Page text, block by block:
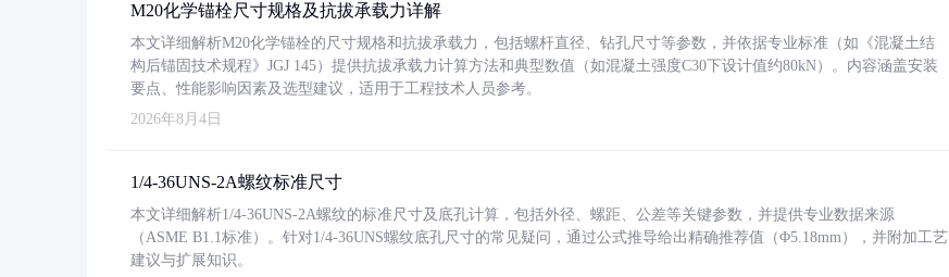
M20化学锚栓尺寸规格及抗拔承载力详解
本文详细解析M20化学锚栓的尺寸规格和抗拔承载力，包括螺杆直径、钻孔尺寸等参数，并依据专业标准（如《混凝土结
构后锚固技术规程》JGJ 145）提供抗拔承载力计算方法和典型数值（如混凝土强度C30下设计值约80kN）。内容涵盖安装
要点、性能影响因素及选型建议，适用于工程技术人员参考。
2026年8月4日
1/4-36UNS-2A螺纹标准尺寸
本文详细解析1/4-36UNS-2A螺纹的标准尺寸及底孔计算，包括外径、螺距、公差等关键参数，并提供专业数据来源
（ASME B1.1标准）。针对1/4-36UNS螺纹底孔尺寸的常见疑问，通过公式推导给出精确推荐值（Φ5.18mm），并附加工艺
建议与扩展知识。